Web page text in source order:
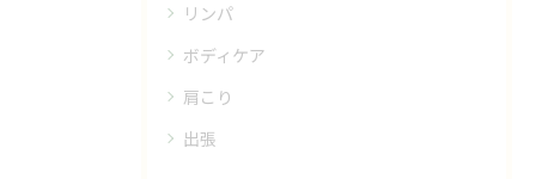
リンパ
ボディケア
肩こり
出張